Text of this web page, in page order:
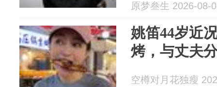
原梦叁生 2026-08-
姚笛44岁近
烤，与丈夫
空樽对月花独瘦